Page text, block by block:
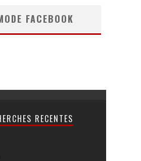
FACEBOOK
RECENTES